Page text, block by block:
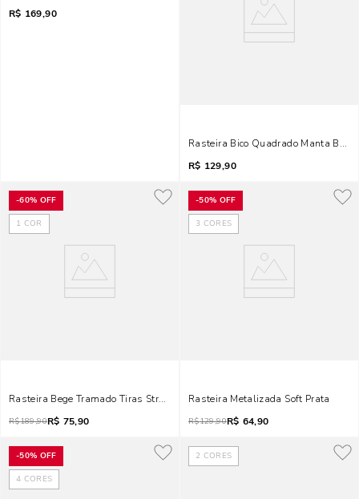
R$ 169,90
Rasteira Bico Quadrado Manta
R$ 129,90
-60% OFF
1 COR
Rasteira Bege Tramado Tiras Strass Prata
R$189,90R$ 75,90
-50% OFF
3 CORES
Rasteira Metalizada Soft Prata
R$129,90R$ 64,90
-50% OFF
4 CORES
2 CORES